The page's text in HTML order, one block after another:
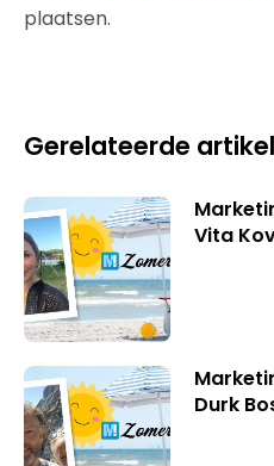
plaatsen.
Gerelateerde
Vita
Durk